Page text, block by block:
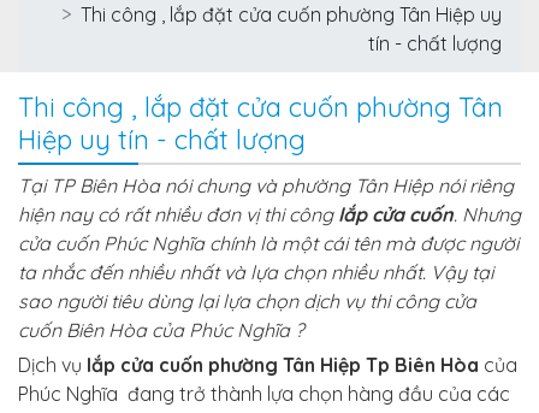
Thi công , lắp đặt cửa cuốn phường Tân Hiệp uy
tín - chất lượng
Thi công , lắp đặt cửa cuốn phường Tân
Hiệp uy tín - chất lượng
Tại TP Biên Hòa nói chung và phường Tân Hiệp nói riêng
hiện nay có rất nhiều đơn vị thi cônglắp cửa cuốn. Nhưng
cửa cuốn Phúc Nghĩa chính là một cái tên mà được người
ta nhắc đến nhiều nhất và lựa chọn nhiều nhất. Vậy tại
sao người tiêu dùng lại lựa chọndịch vụ thi công cửa
cuốn Biên Hòa của Phúc Nghĩa ?
Dịch vụ lắp cửa cuốn phường Tân Hiệp Tp Biên Hòa của
Phúc Nghĩa đang trở thành lựa chọn hàng đầu của các